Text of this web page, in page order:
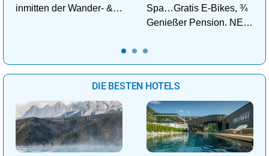
inmitten der Wander- &
Spa…Gratis E-Bikes, ¾
Genießer Pension. NEU:
buchbar!
DIE BESTEN HOTELS